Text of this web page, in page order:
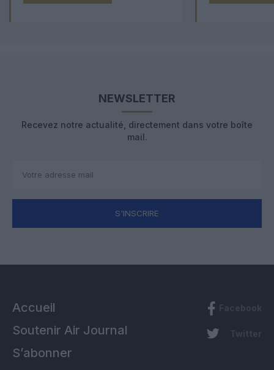
NEWSLETTER
Recevez notre actualité, directement dans votre boîte
mail.
S'INSCRIRE
Accueil
Soutenir Air Journal
S’abonner